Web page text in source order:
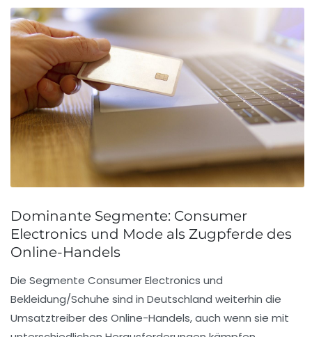
Dominante Segmente: Consumer
Electronics und Mode als Zugpferde des
Online-Handels
Die Segmente Consumer Electronics und
Bekleidung/Schuhe sind in Deutschland weiterhin die
Umsatztreiber des Online-Handels, auch wenn sie mit